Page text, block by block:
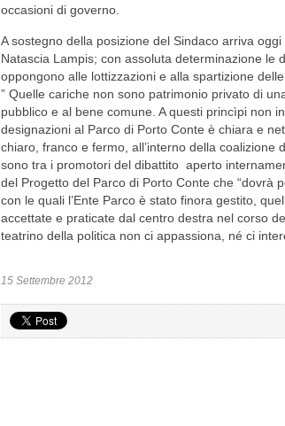
occasioni di governo.
A sostegno della posizione del Sindaco arriva
Natascia Lampis; con assoluta determinazione le
oppongono alle lottizzazioni e alla spartizione
” Quelle cariche non sono patrimonio privato di
pubblico e al bene comune. A questi princìpi non
designazioni al Parco di Porto Conte è chiara e
chiaro, franco e fermo, all’interno della coalizione
sono tra i promotori del dibattito aperto
del Progetto del Parco di Porto Conte che “dovrà
con le quali l’Ente Parco è stato finora gestito,
accettate e praticate dal centro destra nel corso
teatrino della politica non ci appassiona, né ci
15 Settembre 2012